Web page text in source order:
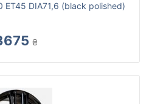
ET45 DIA71,6 (black polished)
₴